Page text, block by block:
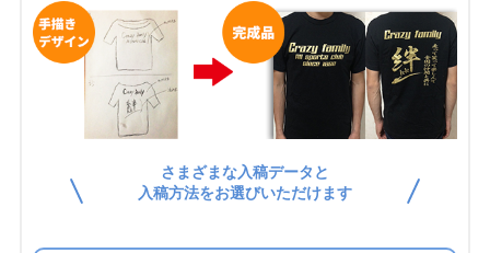
さまざまな入稿データと
入稿方法をお選びいただけます